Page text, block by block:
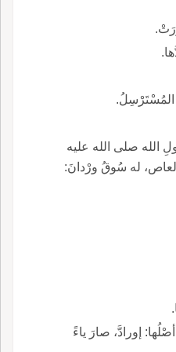
المُسْتَرْسِلُ.
الله صلى الله عليه
له سُوقُ ورْدانَ:
إورادَّ، صارَ ياءً